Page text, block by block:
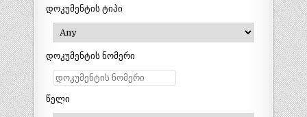
დოკუმენტის ტიპი
დოკუმენტის ნომერი
წელი